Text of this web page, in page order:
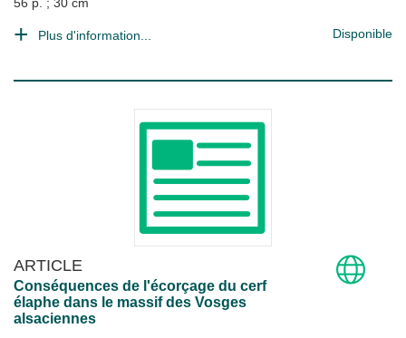
Plus d'information... Disponible
ARTICLE
Conséquences de l'écorçage du cerf
élaphe dans le massif des Vosges
alsaciennes